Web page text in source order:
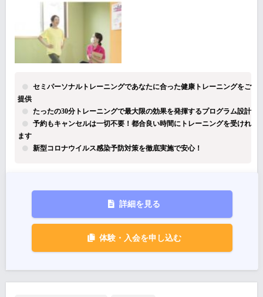
セミパーソナルトレーニングであなたに合った健康トレーニングをご
提供
たったの30分トレーニングで最大限の効果を発揮するプログラム設計
予約もキャンセルは一切不要！都合良い時間にトレーニングを受けれ
ます
新型コロナウイルス感染予防対策を徹底実施で安心！
詳細を見る
体験・入会を申し込む